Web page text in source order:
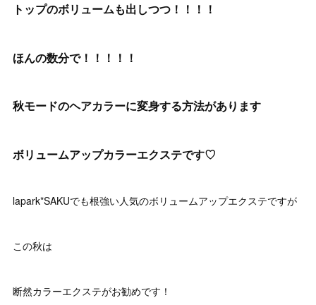
トップのボリュームも出しつつ！！！！
ほんの数分で！！！！！
秋モードのヘアカラーに変身する方法があります
ボリュームアップカラーエクステです♡
lapark*SAKUでも根強い人気のボリュームアップエクステですが
この秋は
断然カラーエクステがお勧めです！